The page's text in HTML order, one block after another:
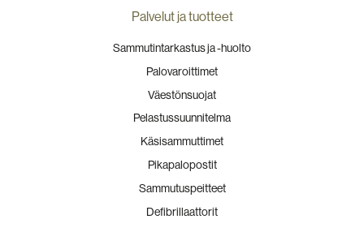
Palvelut ja tuotteet
Sammutintarkastus ja -huolto
Palovaroittimet
Väestönsuojat
Pelastussuunnitelma
Käsisammuttimet
Pikapalopostit
Sammutuspeitteet
Defibrillaattorit